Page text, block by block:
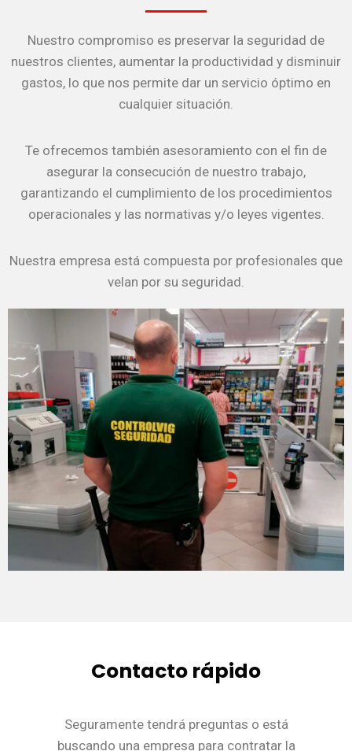
Nuestro compromiso es preservar la seguridad de
nuestros clientes, aumentar la productividad y disminuir
gastos, lo que nos permite dar un servicio óptimo en
cualquier situación.
Te ofrecemos también asesoramiento con el fin de
asegurar la consecución de nuestro trabajo,
garantizando el cumplimiento de los procedimientos
operacionales y las normativas y/o leyes vigentes.
Nuestra empresa está compuesta por profesionales que
velan por su seguridad.
Contacto rápido
Seguramente tendrá preguntas o está
buscando una empresa para contratar la